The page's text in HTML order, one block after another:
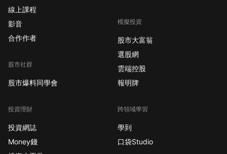
線上課程
影音
合作作者
股市社群
股市爆料同學會
投資理財
投資網誌
Money錢
模擬投資
股市大富翁
選股網
雲端控股
報明牌
跨領域學習
學到
口袋Studio